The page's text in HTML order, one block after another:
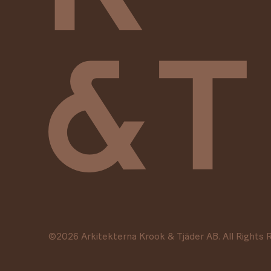
©2026 Arkitekterna Krook & Tjäder AB. All Rights